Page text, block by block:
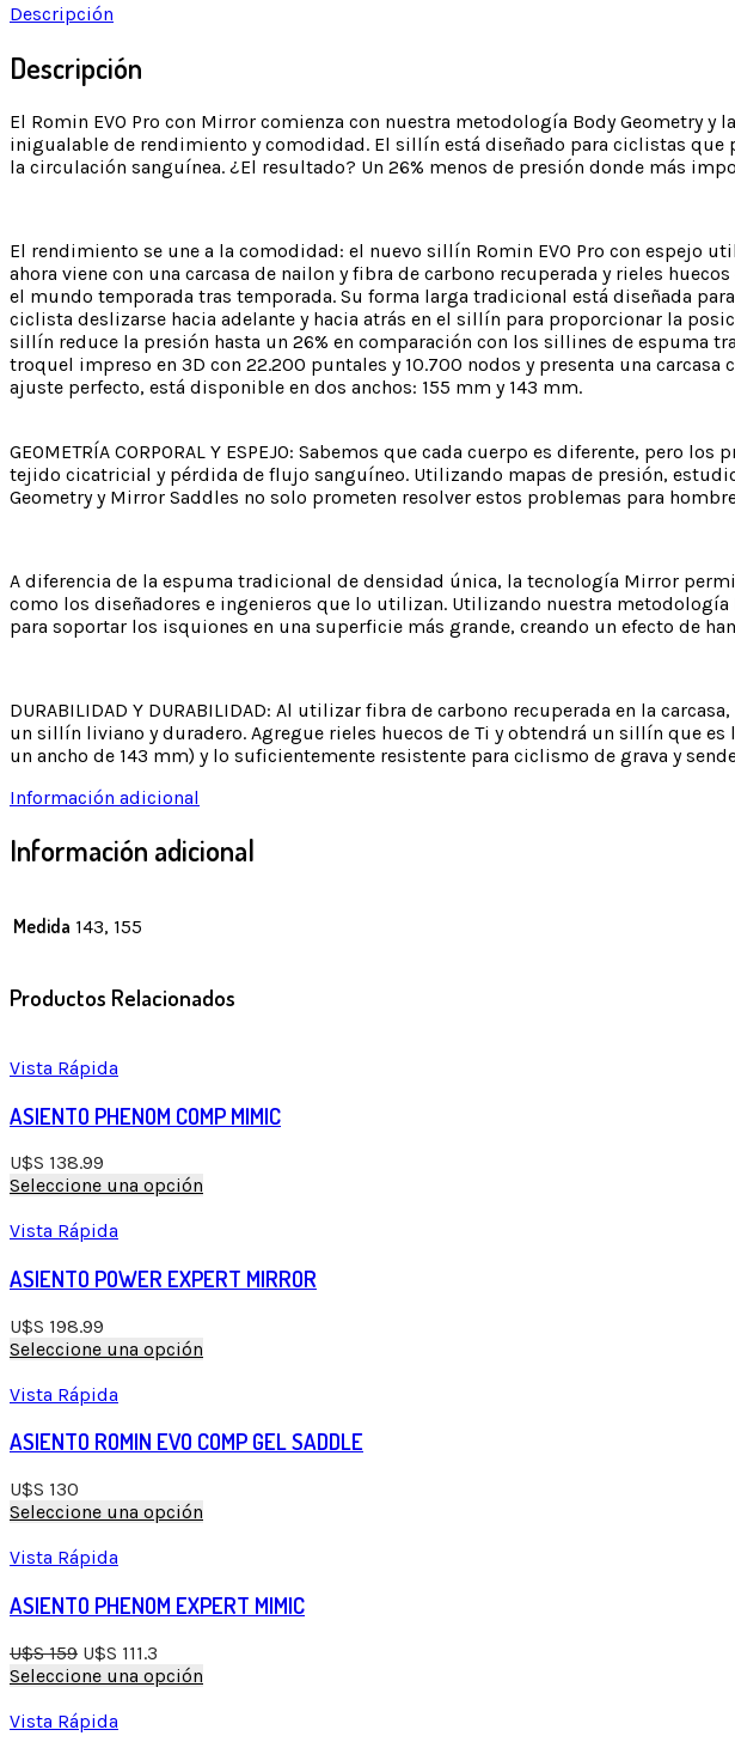
Descripción
Descripción
El Romin EVO Pro con Mirror comienza con nuestra metodología Body Geometry
inigualable de rendimiento y comodidad. El sillín está diseñado para ciclistas
la circulación sanguínea. ¿El resultado? Un 26% menos de presión donde más
El rendimiento se une a la comodidad: el nuevo sillín Romin EVO Pro con espejo
ahora viene con una carcasa de nailon y fibra de carbono recuperada y rieles
el mundo temporada tras temporada. Su forma larga tradicional está diseñada
ciclista deslizarse hacia adelante y hacia atrás en el sillín para proporcionar la
sillín reduce la presión hasta un 26% en comparación con los sillines de espuma
troquel impreso en 3D con 22.200 puntales y 10.700 nodos y presenta una
ajuste perfecto, está disponible en dos anchos: 155 mm y 143 mm.
GEOMETRÍA CORPORAL Y ESPEJO: Sabemos que cada cuerpo es diferente,
tejido cicatricial y pérdida de flujo sanguíneo. Utilizando mapas de presión,
Geometry y Mirror Saddles no solo prometen resolver estos problemas para
A diferencia de la espuma tradicional de densidad única, la tecnología Mirror
como los diseñadores e ingenieros que lo utilizan. Utilizando nuestra
para soportar los isquiones en una superficie más grande, creando un efecto de
DURABILIDAD Y DURABILIDAD: Al utilizar fibra de carbono recuperada en la
un sillín liviano y duradero. Agregue rieles huecos de Ti y obtendrá un sillín que
un ancho de 143 mm) y lo suficientemente resistente para ciclismo de grava y
Información adicional
Información adicional
Medida 143, 155
Productos Relacionados
Vista Rápida
ASIENTO PHENOM COMP MIMIC
U$S 138.99
Seleccione una opción
Vista Rápida
ASIENTO POWER EXPERT MIRROR
U$S 198.99
Seleccione una opción
Vista Rápida
ASIENTO ROMIN EVO COMP GEL SADDLE
U$S 130
Seleccione una opción
Vista Rápida
ASIENTO PHENOM EXPERT MIMIC
U$S159 U$S 111.3
Seleccione una opción
Vista Rápida